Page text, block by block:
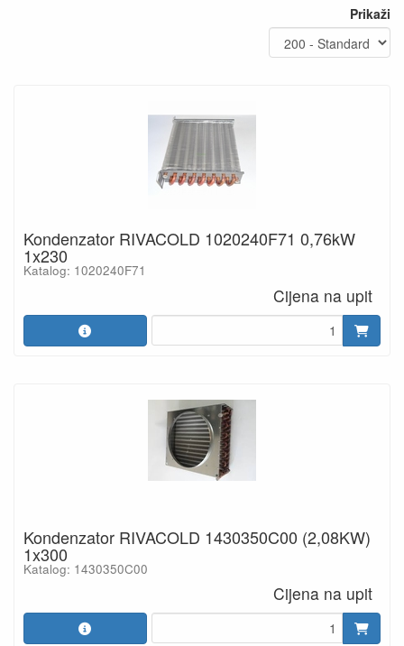
Prikaži
Kondenzator RIVACOLD 1020240F71 0,76kW
1x230
Katalog: 1020240F71
Cijena na upit
Kondenzator RIVACOLD 1430350C00 (2,08KW)
1x300
Katalog: 1430350C00
Cijena na upit